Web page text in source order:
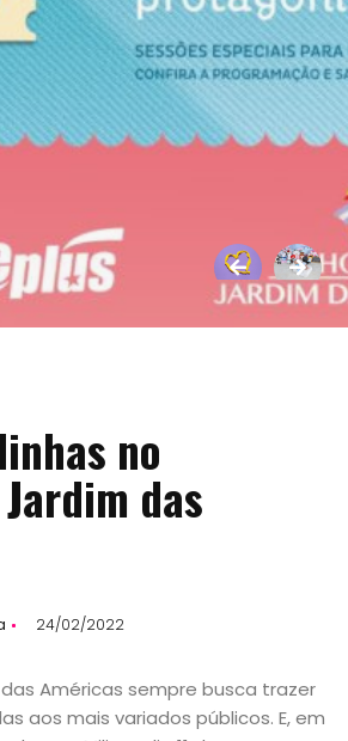
no
das
24/02/2022
Américas sempre busca trazer
aos mais variados públicos. E, em